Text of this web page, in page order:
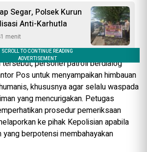
Segar, Polsek Kurun
Anti-Karhutla
menit
personel patroli berdialog
Pos untuk menyampaikan himbauan
khususnya agar selalu waspada
yang mencurigakan. Petugas
prosedur pemeriksaan
ke pihak Kepolisian apabila
yang berpotensi membahayakan